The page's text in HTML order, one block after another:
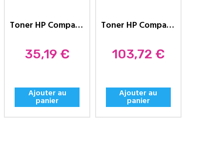
Toner HP Compatible 205A...
Prix
35,19 €
Ajouter au
panier
Toner HP Compatible 205A - Pack...
Prix
103,72 €
Ajouter au
panier